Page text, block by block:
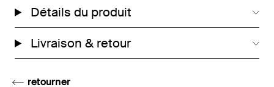
Détails du produit
Livraison & retour
retourner